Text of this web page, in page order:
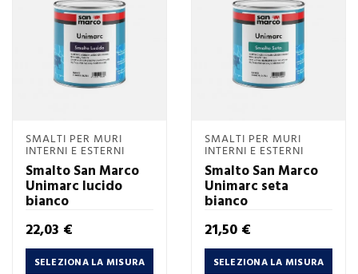
SMALTI PER MURI
INTERNI E ESTERNI
Smalto San Marco
Unimarc lucido
bianco
Prezzo
22,03 €
SELEZIONA LA MISURA
SMALTI PER MURI
INTERNI E ESTERNI
Smalto San Marco
Unimarc seta
bianco
Prezzo
21,50 €
SELEZIONA LA MISURA